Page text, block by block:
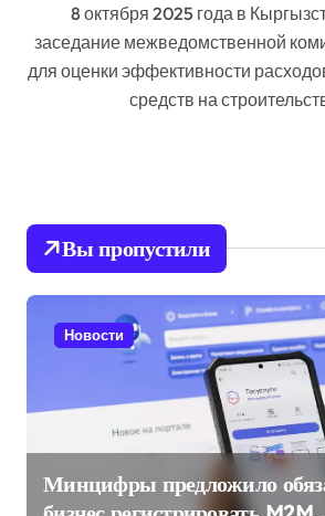
8 октября 2025 года в Кыргызстане прошло
заседание межведомственной
для оценки эффективности
средств на
Вы пропустили
Новости
Минцифры предложило